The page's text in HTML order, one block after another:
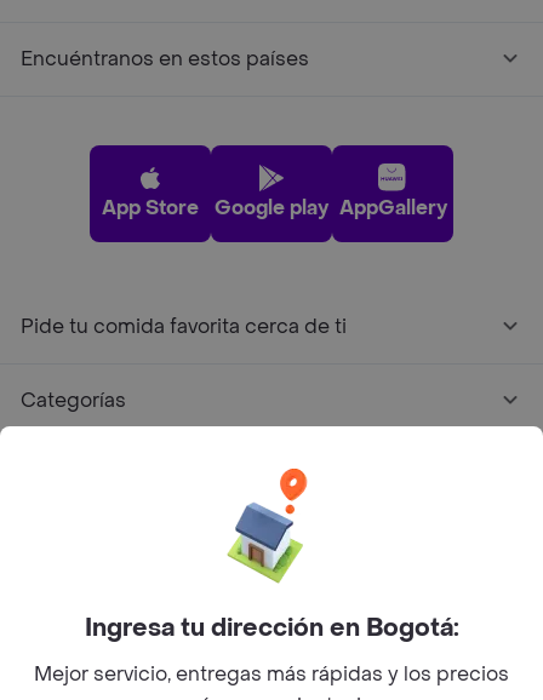
Encuéntranos en estos países
App Store Google play AppGallery
Pide tu comida favorita cerca de ti
Categorías
Facebook
Twitter
Instagram
©2026Rappi Inc. All rights reserved.
Ingresa tu dirección en Bogotá:
Mejor servicio, entregas más rápidas y los precios